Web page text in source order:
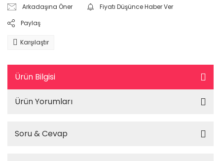
Arkadaşına Öner
Fiyatı Düşünce Haber Ver
Paylaş
Karşılaştır
Ürün Bilgisi
Ürün Yorumları
Soru & Cevap